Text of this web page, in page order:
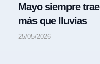
Mayo siempre trae
más que lluvias
25/05/2026